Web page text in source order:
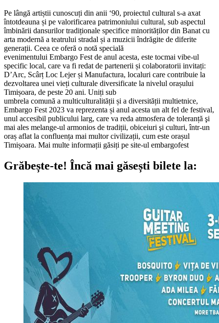
Pe lângă artiștii cunoscuți din anii ‘90, proiectul cultural s-a axat
întotdeauna și pe valorificarea patrimoniului cultural, sub aspectul
îmbinării dansurilor tradiționale specifice minorităților din Banat cu
arta modernă a teatrului stradal și a muzicii îndrăgite de diferite
generații. Ceea ce oferă o notă specială
evenimentului Embargo Fest de anul acesta, este tocmai vibe-ul
specific local, care va fi redat de partenerii și colaboratorii invitați:
D’Arc, Scârț Loc Lejer și Manufactura, localuri care contribuie la
dezvoltarea unei vieți culturale diversificate la nivelul orașului
Timișoara, de peste 20 ani. Uniți sub
umbrela comună a multiculturalității și a diversității multietnice,
Embargo Fest 2023 va reprezenta și anul acesta un alt fel de festival,
unul accesibil publicului larg, care va reda atmosfera de toleranță şi
mai ales melange-ul armonios de tradiții, obiceiuri şi culturi, într-un
oraș aflat la confluența mai multor civilizații, cum este orașul
Timișoara. Mai multe informații găsiți pe site-ul embargofest
Grăbește-te! Încă mai găsești bilete la: